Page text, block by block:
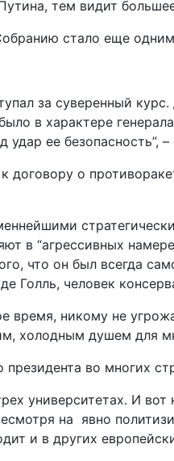
тем видит
стало еще
за суверенный
в характере
ее безопасность”, –
о
в “агрессивных
что он был всегда
человек
время, никому не
холодным душем для
во многих
университетах. И
на явно
и в других